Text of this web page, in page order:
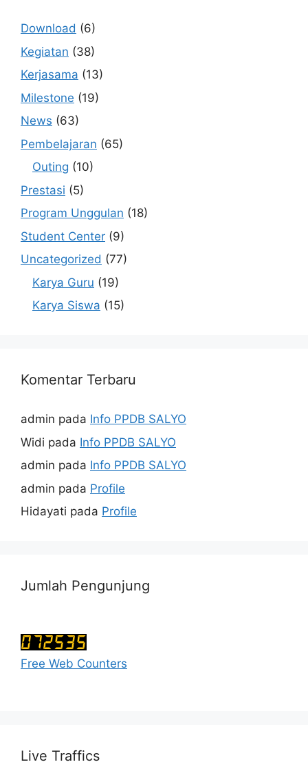
Download (6)
Kegiatan (38)
Kerjasama (13)
Milestone (19)
News (63)
Pembelajaran (65)
Outing (10)
Prestasi (5)
Program Unggulan (18)
Student Center (9)
Uncategorized (77)
Karya Guru (19)
Karya Siswa (15)
Komentar Terbaru
admin pada Info PPDB SALYO
Widi pada Info PPDB SALYO
admin pada Info PPDB SALYO
admin pada Profile
Hidayati pada Profile
Jumlah Pengunjung
Free Web Counters
Live Traffics